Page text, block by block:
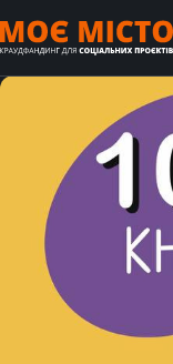
Усі проєкти